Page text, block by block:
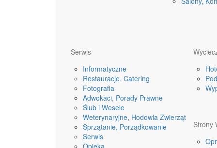
Serwis
Informatyczne
Restauracje, Catering
Fotografia
Adwokaci, Porady Prawne
Ślub i Wesele
Weterynaryjne, Hodowla Zwierząt
Sprzątanie, Porządkowanie
Serwis
Opieka
Strony